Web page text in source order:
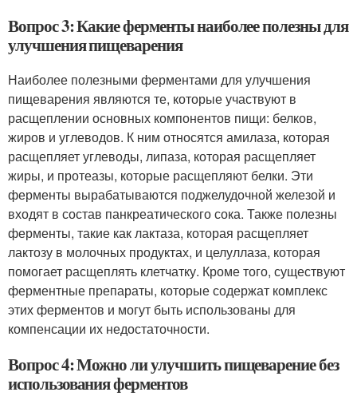
Вопрос 3: Какие ферменты наиболее полезны для
улучшения пищеварения
Наиболее полезными ферментами для улучшения
пищеварения являются те, которые участвуют в
расщеплении основных компонентов пищи: белков,
жиров и углеводов. К ним относятся амилаза, которая
расщепляет углеводы, липаза, которая расщепляет
жиры, и протеазы, которые расщепляют белки. Эти
ферменты вырабатываются поджелудочной железой и
входят в состав панкреатического сока. Также полезны
ферменты, такие как лактаза, которая расщепляет
лактозу в молочных продуктах, и целуллаза, которая
помогает расщеплять клетчатку. Кроме того, существуют
ферментные препараты, которые содержат комплекс
этих ферментов и могут быть использованы для
компенсации их недостаточности.
Вопрос 4: Можно ли улучшить пищеварение без
использования ферментов